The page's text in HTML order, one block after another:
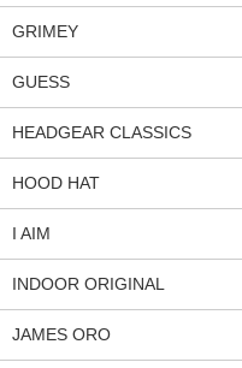
GRIMEY
GUESS
HEADGEAR CLASSICS
HOOD HAT
I AIM
INDOOR ORIGINAL
JAMES ORO